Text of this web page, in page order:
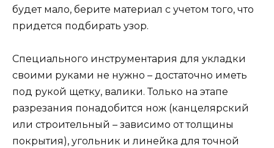
будет мало, берите материал с учетом того, что
придется подбирать узор.
Специального инструментария для укладки
своими руками не нужно – достаточно иметь
под рукой щетку, валики. Только на этапе
разрезания понадобится нож (канцелярский
или строительный – зависимо от толщины
покрытия), угольник и линейка для точной